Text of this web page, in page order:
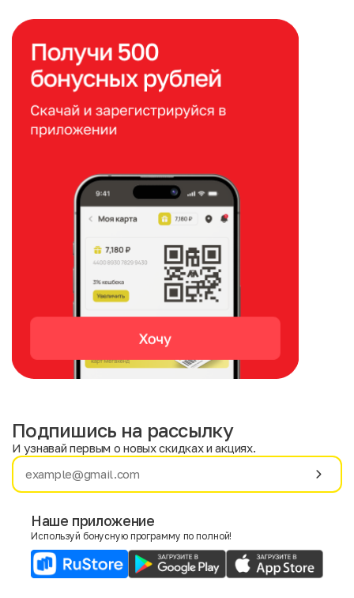
Имя
E-mail
Подпишись на рассылку
И узнавай первым о новых скидках и акциях.
Наше приложение
Используй бонусную программу по полной!